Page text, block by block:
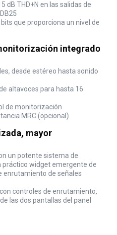
dB THD+N en las salidas de
que proporciona un nivel de
integrado
desde estéreo hasta sonido
altavoces para hasta 16
de monitorización
MRC (opcional)
mayor
un potente sistema de
práctico widget emergente de
enrutamiento de señales
controles de enrutamiento,
las dos pantallas del panel